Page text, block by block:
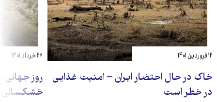
خاک در حال احتضار ایران – امنیت غذایی‌
در خطر است
۱۲ فروردین ۱۴۰۱
روز جهانی
خشکسالی:
۲۷ خرداد ۱۴۰۱